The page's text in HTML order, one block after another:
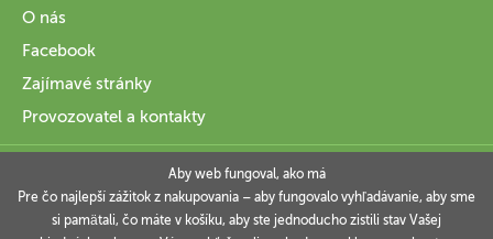
O nás
Facebook
Zajímavé stránky
Provozovatel a kontakty
Aby web fungoval, ako má
Pre čo najlepší zážitok z nakupovania – aby fungovalo vyhľadávanie, aby sme
si pamätali, čo máte v košíku, aby ste jednoducho zistili stav Vašej